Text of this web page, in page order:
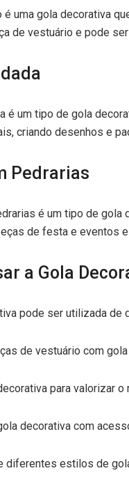
é uma gola decorativa
de vestuário e pode
é um tipo de gola
criando desenhos e
Pedrarias
é um tipo de
de festa e eventos
a Gola
pode ser utilizada
de vestuário com
para valorizar
decorativa com
diferentes estilos de